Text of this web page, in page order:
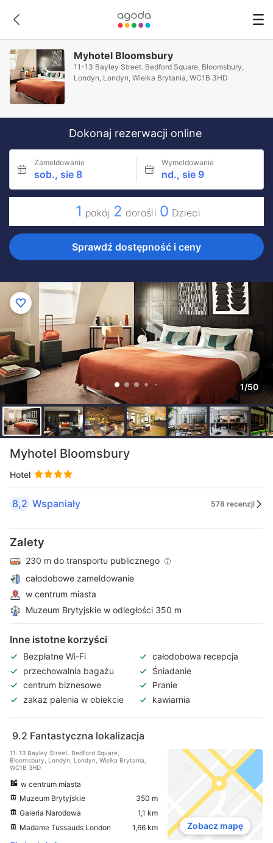
Myhotel Bloomsbury
11-13 Bayley Street. Bedford Square, Bloomsbury,
Londyn, Londyn, Wielka Brytania, WC1B 3HD
Dokonaj rezerwacji online
Zameldowanie
sob., sie 8
Wymeldowanie
nd., sie 9
1 pokój 2 dorośli 0 Dzieci
Sprawdź dostępność i ceny
1/50
Myhotel Bloomsbury
Hotel
8,2 Wspaniały 578 recenzji
Zalety
230 m do transportu publicznego
całodobowe zameldowanie
w centrum miasta
Muzeum Brytyjskie w odległości 350 m
Inne istotne korzyści
Bezpłatne Wi-Fi
całodobowa recepcja
przechowalnia bagażu
Śniadanie
centrum biznesowe
Pranie
zakaz palenia w obiekcie
kawiarnia
9.2 Fantastyczna lokalizacja
11-13 Bayley Street. Bedford Square,
Bloomsbury, Londyn, Londyn, Wielka Brytania,
WC1B 3HD
w centrum miasta
Muzeum Brytyjskie
350 m
Galeria Narodowa
1,1 km
Madame Tussauds London
1,66 km
Zobacz mapę